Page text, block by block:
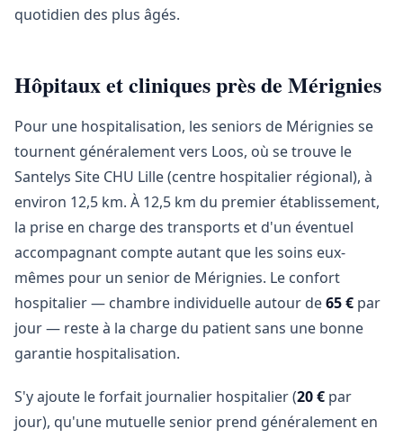
quotidien des plus âgés.
Hôpitaux et cliniques près de Mérignies
Pour une hospitalisation, les seniors de Mérignies se
tournent généralement vers Loos, où se trouve le
Santelys Site CHU Lille (centre hospitalier régional), à
environ 12,5 km. À 12,5 km du premier établissement,
la prise en charge des transports et d'un éventuel
accompagnant compte autant que les soins eux-
mêmes pour un senior de Mérignies. Le confort
hospitalier — chambre individuelle autour de65 € par
jour — reste à la charge du patient sans une bonne
garantie hospitalisation.
S'y ajoute le forfait journalier hospitalier (20 € par
jour), qu'une mutuelle senior prend généralement en